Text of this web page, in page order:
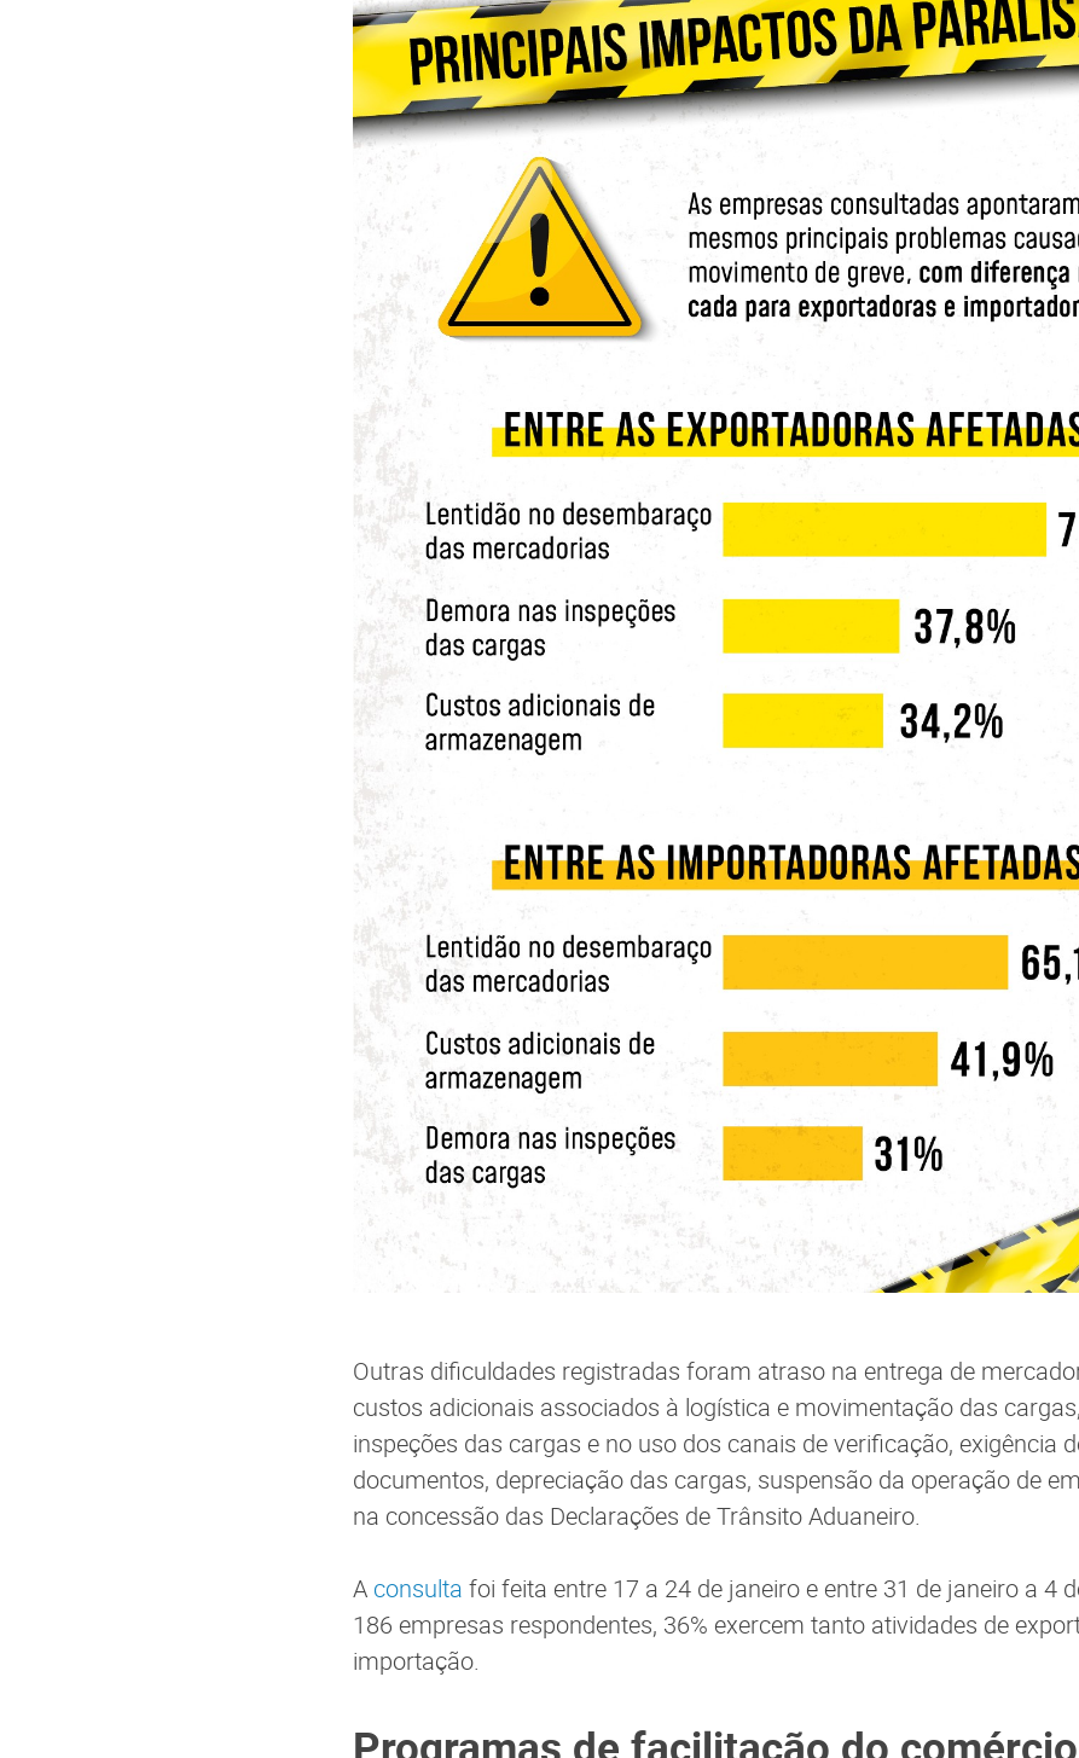
Outras dificuldades registradas foram atraso na entrega de
custos adicionais associados à logística e movimentação das
inspeções das cargas e no uso dos canais de verificação, exigência
documentos, depreciação das cargas, suspensão da operação de
na concessão das Declarações de Trânsito Aduaneiro.
A consulta foi feita entre 17 a 24 de janeiro e entre 31 de janeiro a 4
186 empresas respondentes, 36% exercem tanto atividades de
importação.
Programas de facilitação do